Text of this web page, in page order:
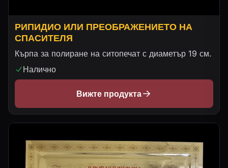
РИПИДИО ИЛИ ПРЕОБРАЖЕНИЕТО НА
СПАСИТЕЛЯ
Кърпа за полиране на ситопечат с диаметър 19 см.
Налично
Вижте продукта